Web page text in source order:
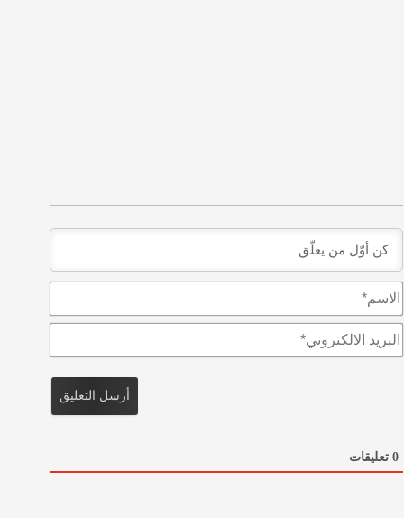
ا
م
ل
0 تعليقات